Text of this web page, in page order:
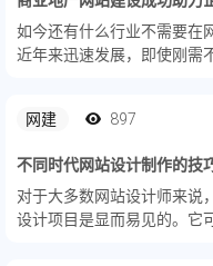
如今还有什么行业不需要在
近年来迅速发展，即使刚需
网建
897
不同时代网站设计制作的技
对于大多数网站设计师来说
设计项目是显而易见的。它